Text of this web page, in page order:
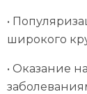
•
широкого
• Оказание